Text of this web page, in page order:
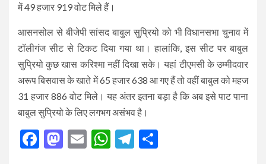
में 49 हजार 919 वोट मिले हैं।
आसनसोल से बीजेपी सांसद बाबुल सुप्रियो को भी विधानसभा चुनाव में
टॉलीगंज सीट से टिकट दिया गया था। हालांकि, इस सीट पर बाबुल
सुप्रियो कुछ खास करिश्मा नहीं दिखा सके। यहां टीएमसी के उम्मीदवार
अरूप बिसवास के खाते में 65 हजार 638 आ गए हैं तो वहीं बाबुल को महज
31 हजार 886 वोट मिले। यह अंतर इतना बड़ा है कि अब इसे पाट पाना
बाबुल सुप्रियो के लिए लगभग असंभव है।
Facebook
Mastodon
EmailWhatsApp
Telegram